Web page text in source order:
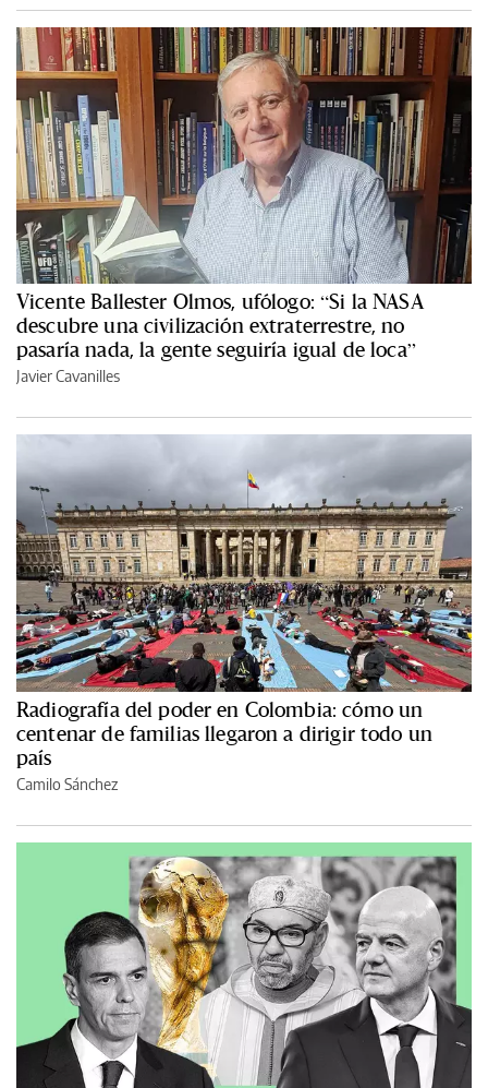
Vicente Ballester Olmos, ufólogo: “Si la NASA
descubre una civilización extraterrestre, no
pasaría nada, la gente seguiría igual de loca”
Javier Cavanilles
Radiografía del poder en Colombia: cómo un
centenar de familias llegaron a dirigir todo un
país
Camilo Sánchez